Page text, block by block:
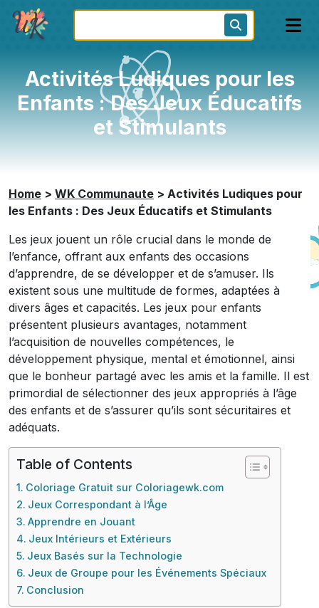
Activités Ludiques pour les
Enfants : Des Jeux Éducatifs
et Stimulants
Home > WK Communaute > Activités Ludiques pour
les Enfants : Des Jeux Éducatifs et Stimulants
Les jeux jouent un rôle crucial dans le monde de
l’enfance, offrant aux enfants des occasions
d’apprendre, de se développer et de s’amuser. Ils
existent sous une multitude de formes, adaptées à
divers âges et capacités. Les jeux pour enfants
présentent plusieurs avantages, notamment
l’acquisition de nouvelles compétences, le
développement physique, mental et émotionnel, ainsi
que le bonheur partagé avec les amis et la famille. Il est
primordial de sélectionner des jeux appropriés à l’âge
des enfants et de s’assurer qu’ils sont sécuritaires et
adéquats.
Table of Contents
Coloriage Gratuit sur Coloriagewk.com
Jeux Correspondant à l’Âge
Apprendre en Jouant
Jeux Intérieurs et Extérieurs
Jeux Basés sur la Technologie
Jeux de Groupe pour les Événements Spéciaux
Conclusion